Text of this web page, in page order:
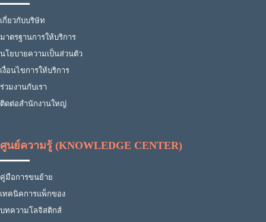
เกี่ยวกับบริษัท
มาตรฐานการให้บริการ
นโยบายความเป็นส่วนตัว
เงื่อนไขการให้บริการ
ร่วมงานกับเรา
ติดต่อสำนักงานใหญ่
ศูนย์ความรู้ (KNOWLEDGE CENTER)
คู่มือการขนย้าย
เทคนิคการแพ็กของ
บทความโลจิสติกส์